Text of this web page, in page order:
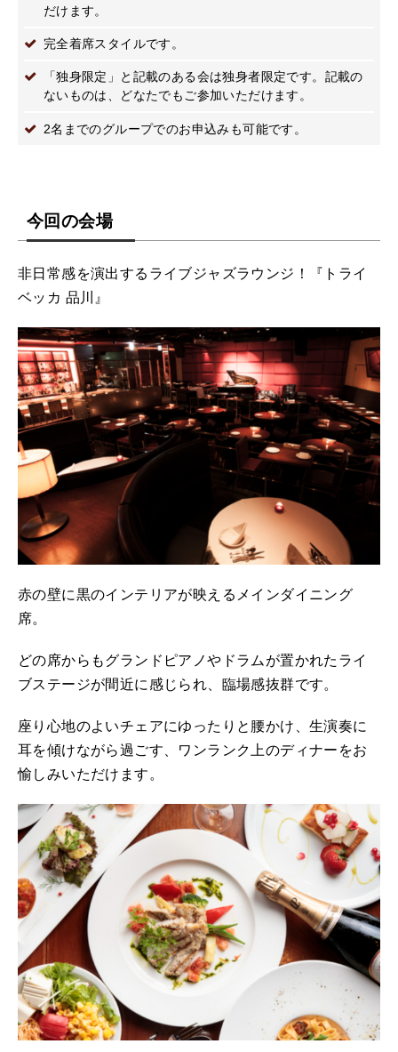
だけます。
完全着席スタイルです。
「独身限定」と記載のある会は独身者限定です。記載の
ないものは、どなたでもご参加いただけます。
2名までのグループでのお申込みも可能です。
今回の会場
非日常感を演出するライブジャズラウンジ！『トライ
ベッカ 品川』
赤の壁に黒のインテリアが映えるメインダイニング
席。
どの席からもグランドピアノやドラムが置かれたライ
ブステージが間近に感じられ、臨場感抜群です。
座り心地のよいチェアにゆったりと腰かけ、生演奏に
耳を傾けながら過ごす、ワンランク上のディナーをお
愉しみいただけます。